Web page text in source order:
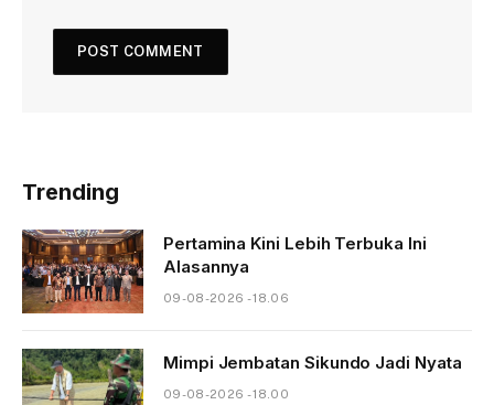
Trending
Pertamina Kini Lebih Terbuka Ini
Alasannya
09-08-2026 - 18.06
Mimpi Jembatan Sikundo Jadi Nyata
09-08-2026 - 18.00